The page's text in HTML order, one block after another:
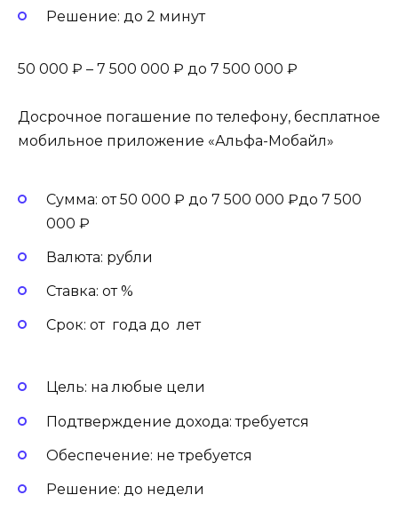
Решение: до 2 минут
50 000 ₽ – 7 500 000 ₽ до 7 500 000 ₽
Досрочное погашение по телефону, бесплатное
мобильное приложение «Альфа-Мобайл»
Сумма: от 50 000 ₽ до 7 500 000 ₽до 7 500
000 ₽
Валюта: рубли
Ставка: от %
Срок: от года до лет
Цель: на любые цели
Подтверждение дохода: требуется
Обеспечение: не требуется
Решение: до недели